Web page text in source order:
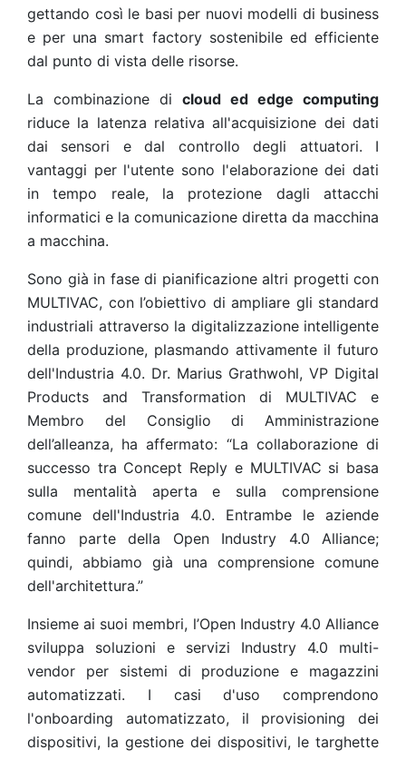
gettando così le basi per nuovi modelli di business
e per una smart factory sostenibile ed efficiente
dal punto di vista delle risorse.
La combinazione di cloud ed edge computing
riduce la latenza relativa all'acquisizione dei dati
dai sensori e dal controllo degli attuatori. I
vantaggi per l'utente sono l'elaborazione dei dati
in tempo reale, la protezione dagli attacchi
informatici e la comunicazione diretta da macchina
a macchina.
Sono già in fase di pianificazione altri progetti con
MULTIVAC, con l’obiettivo di ampliare gli standard
industriali attraverso la digitalizzazione intelligente
della produzione, plasmando attivamente il futuro
dell'Industria 4.0. Dr. Marius Grathwohl, VP Digital
Products and Transformation di MULTIVAC e
Membro del Consiglio di Amministrazione
dell’alleanza, ha affermato: “La collaborazione di
successo tra Concept Reply e MULTIVAC si basa
sulla mentalità aperta e sulla comprensione
comune dell'Industria 4.0. Entrambe le aziende
fanno parte della Open Industry 4.0 Alliance;
quindi, abbiamo già una comprensione comune
dell'architettura.”
Insieme ai suoi membri, l’Open Industry 4.0 Alliance
sviluppa soluzioni e servizi Industry 4.0 multi-
vendor per sistemi di produzione e magazzini
automatizzati. I casi d'uso comprendono
l'onboarding automatizzato, il provisioning dei
dispositivi, la gestione dei dispositivi, le targhette